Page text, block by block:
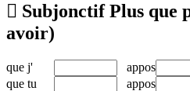
 Subjonctif Plus que
avoir)
que j'
appos
que tu
appos